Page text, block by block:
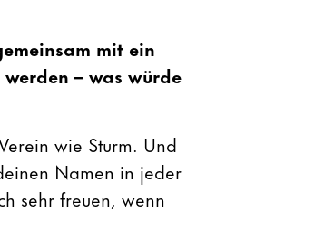
mit ein
– was würde
wie Sturm. Und
Namen in jeder
sehr freuen, wenn